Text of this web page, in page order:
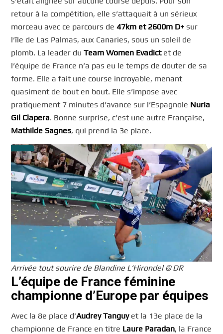
retour à la compétition, elle s’attaquait à un sérieux
morceau avec ce parcours de47km et 2600m D+ sur
l’île de Las Palmas, aux Canaries, sous un soleil de
plomb. La leader duTeam Women Evadictet de
l’équipe de France n’a pas eu le temps de douter de sa
forme. Elle a fait une course incroyable, menant
quasiment de bout en bout. Elle s’impose avec
pratiquement 7 minutes d’avance sur l’Espagnole Nuria
Gil Clapera. Bonne surprise, c’est une autre Française,
Mathilde Sagnes, qui prend la 3e place.
Arrivée tout sourire de Blandine L’Hirondel © DR
L’équipe de France féminine
championne d’Europe par équipes
Avec la 8e place d’Audrey Tanguyet la 13e place de la
championne de France en titre Laure Paradan, la France